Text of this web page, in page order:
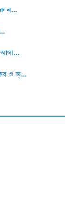
ন...
আগা...
ও ভ্...